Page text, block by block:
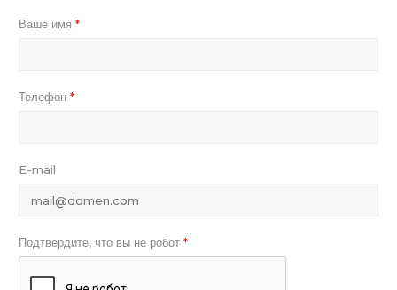
Ваше имя *
Телефон *
E-mail
Подтвердите, что вы не робот *